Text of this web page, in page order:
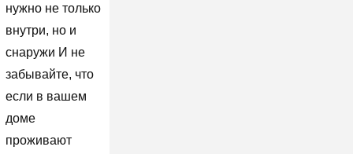
нужно не только
внутри, но и
снаружи И не
забывайте, что
если в вашем
доме
проживают